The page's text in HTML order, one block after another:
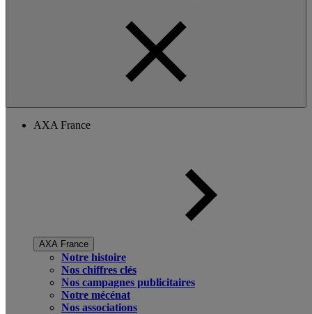
AXA France
AXA France
Notre histoire
Nos chiffres clés
Nos campagnes publicitaires
Notre mécénat
Nos associations